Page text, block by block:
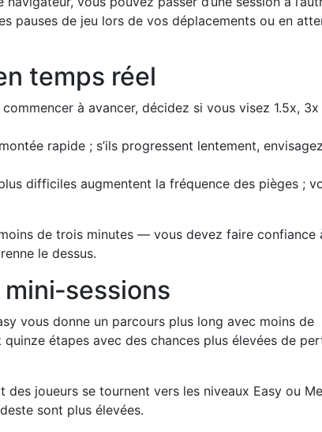
pauses de jeu lors de vos déplacements ou en
temps réel
à avancer, décidez si vous visez 1.5x, 3x
rapide ; s’ils progressent lentement,
difficiles augmentent la fréquence des pièges ;
de trois minutes — vous devez faire confiance
le dessus.
vous donne un parcours plus long avec moins de
étapes avec des chances plus élevées de
joueurs se tournent vers les niveaux Easy ou
sont plus élevées.